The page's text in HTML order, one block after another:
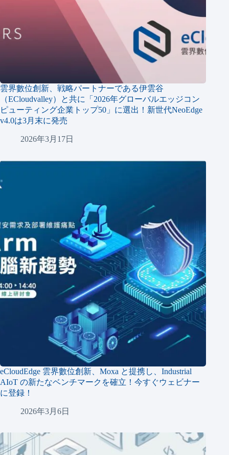
雲界數位創新、戦略パートナーである伊雲谷
（ECloudvalley）と共に「2026年グローバルエッジコン
ピューティング企業トップ50」に選出！新世代NeoEdge
v4.0は3月末に発売
2026年3月17日
eCloudEdge 雲界數位創新、Moxa と提携し、Industrial
AIoT の新たなベンチマークを確立！今すぐウェビナー
に登録！
2026年3月6日